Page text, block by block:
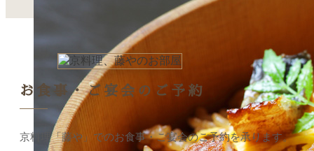
お食事・ご宴会のご予約
京料理「藤や」でのお食事・ご宴会のご予約を承ります。